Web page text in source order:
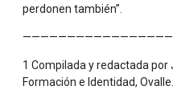
perdonen también”.
1 Compilada y redactada por
Formación e Identidad,
«Enseñar siempre: en el